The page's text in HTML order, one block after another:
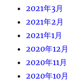
2021年3月
2021年2月
2021年1月
2020年12月
2020年11月
2020年10月